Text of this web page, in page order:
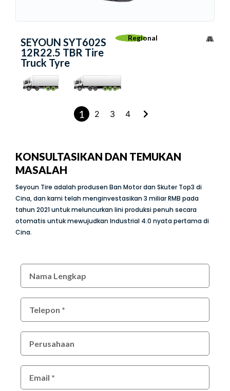
SEYOUN SYT602S
12R22.5 TBR Tire
Truck Tyre
Regional
1 2 3 4
KONSULTASIKAN DAN TEMUKAN
MASALAH
Seyoun Tire adalah produsen Ban Motor dan Skuter Top3 di
Cina, dan kami telah menginvestasikan 3 miliar RMB pada
tahun 2021 untuk meluncurkan lini produksi penuh secara
otomatis untuk mewujudkan Industrial 4.0 nyata pertama di
Cina.